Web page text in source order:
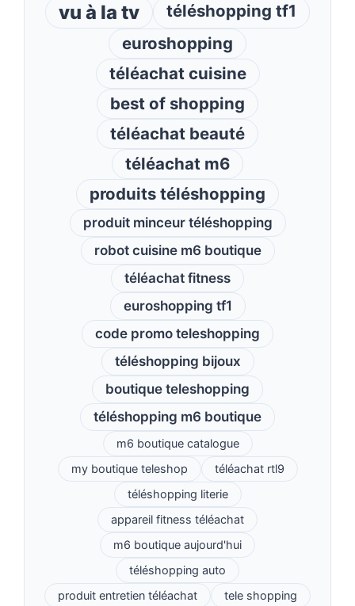
vu à la tv
téléshopping tf1
euroshopping
téléachat cuisine
best of shopping
téléachat beauté
téléachat m6
produits téléshopping
produit minceur téléshopping
robot cuisine m6 boutique
téléachat fitness
euroshopping tf1
code promo teleshopping
téléshopping bijoux
boutique teleshopping
téléshopping m6 boutique
m6 boutique catalogue
my boutique teleshop
téléachat rtl9
téléshopping literie
appareil fitness téléachat
m6 boutique aujourd'hui
téléshopping auto
produit entretien téléachat
tele shopping